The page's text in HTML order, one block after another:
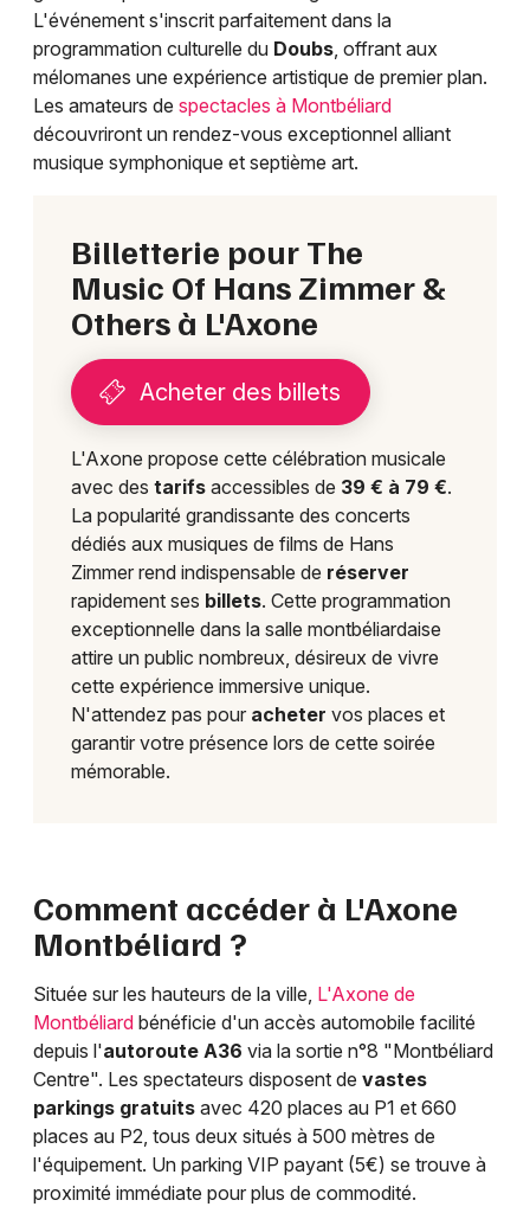
L'événement s'inscrit parfaitement dans la
programmation culturelle du Doubs, offrant aux
mélomanes une expérience artistique de premier plan.
Les amateurs de spectacles à Montbéliard
découvriront un rendez-vous exceptionnel alliant
musique symphonique et septième art.
Billetterie pour The
Music Of Hans Zimmer &
Others à L'Axone
Acheter des billets
L'Axone propose cette célébration musicale
avec des tarifs accessibles de 39 € à 79 €.
La popularité grandissante des concerts
dédiés aux musiques de films de Hans
Zimmer rend indispensable de réserver
rapidement ses billets. Cette programmation
exceptionnelle dans la salle montbéliardaise
attire un public nombreux, désireux de vivre
cette expérience immersive unique.
N'attendez pas pour acheter vos places et
garantir votre présence lors de cette soirée
mémorable.
Comment accéder à L'Axone
Montbéliard ?
Située sur les hauteurs de la ville, L'Axone de
Montbéliard bénéficie d'un accès automobile facilité
depuis l'autoroute A36 via la sortie n°8 "Montbéliard
Centre". Les spectateurs disposent de vastes
parkings gratuits avec 420 places au P1 et 660
places au P2, tous deux situés à 500 mètres de
l'équipement. Un parking VIP payant (5€) se trouve à
proximité immédiate pour plus de commodité.